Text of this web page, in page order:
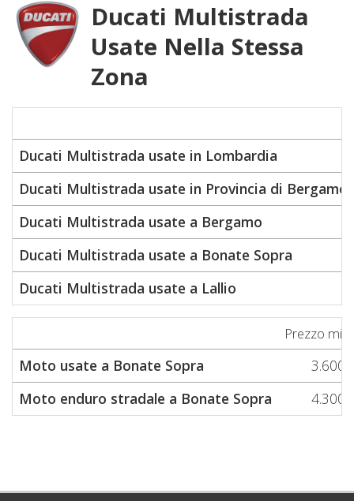
Ducati Multistrada
Usate Nella Stessa
Zona
Ducati Multistrada usate in Lombardia
Ducati Multistrada usate in Provincia di Bergamo
Ducati Multistrada usate a Bergamo
Ducati Multistrada usate a Bonate Sopra
Ducati Multistrada usate a Lallio
Prezzo
Moto usate a Bonate Sopra
3.600
Moto enduro stradale a Bonate Sopra
4.300